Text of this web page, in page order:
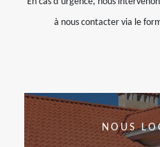
à nous contacter via le
NOUS